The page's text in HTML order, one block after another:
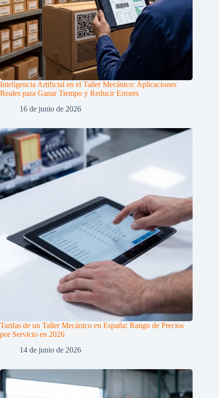
Inteligencia Artificial en el Taller Mecánico: Aplicaciones
Reales para Ganar Tiempo y Reducir Errores
16 de junio de 2026
Tarifas de un Taller Mecánico en España: Rango de Precios
por Servicio en 2026
14 de junio de 2026